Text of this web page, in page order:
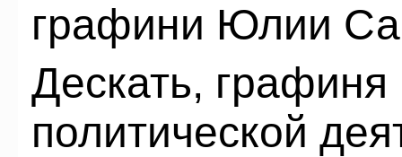
графини Юлии
Дескать,
политической